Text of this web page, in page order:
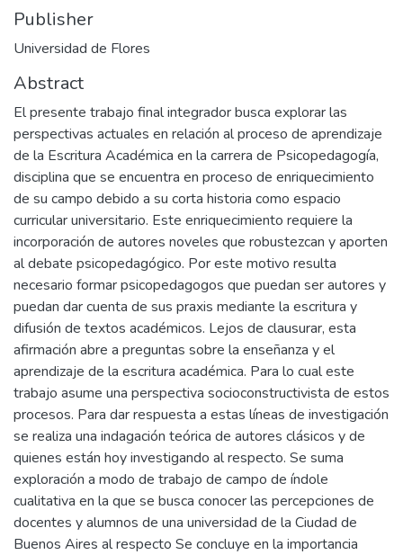
Publisher
Universidad de Flores
Abstract
El presente trabajo final integrador busca explorar las
perspectivas actuales en relación al proceso de aprendizaje
de la Escritura Académica en la carrera de Psicopedagogía,
disciplina que se encuentra en proceso de enriquecimiento
de su campo debido a su corta historia como espacio
curricular universitario. Este enriquecimiento requiere la
incorporación de autores noveles que robustezcan y aporten
al debate psicopedagógico. Por este motivo resulta
necesario formar psicopedagogos que puedan ser autores y
puedan dar cuenta de sus praxis mediante la escritura y
difusión de textos académicos. Lejos de clausurar, esta
afirmación abre a preguntas sobre la enseñanza y el
aprendizaje de la escritura académica. Para lo cual este
trabajo asume una perspectiva socioconstructivista de estos
procesos. Para dar respuesta a estas líneas de investigación
se realiza una indagación teórica de autores clásicos y de
quienes están hoy investigando al respecto. Se suma
exploración a modo de trabajo de campo de índole
cualitativa en la que se busca conocer las percepciones de
docentes y alumnos de una universidad de la Ciudad de
Buenos Aires al respecto Se concluye en la importancia